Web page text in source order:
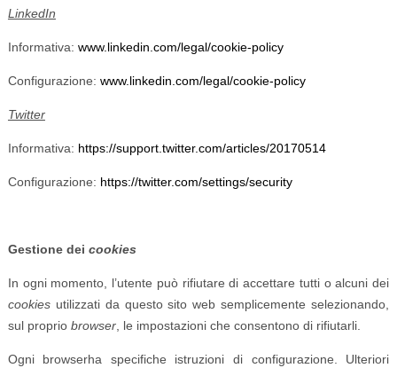
LinkedIn
Informativa: www.linkedin.com/legal/cookie-policy
Configurazione: www.linkedin.com/legal/cookie-policy
Twitter
Informativa: https://support.twitter.com/articles/20170514
Configurazione: https://twitter.com/settings/security
Gestione dei cookies
In ogni momento, l’utente può rifiutare di accettare tutti o alcuni dei
cookies utilizzati da questo sito web semplicemente selezionando,
sul proprio browser, le impostazioni che consentono di rifiutarli.
Ogni browserha specifiche istruzioni di configurazione. Ulteriori